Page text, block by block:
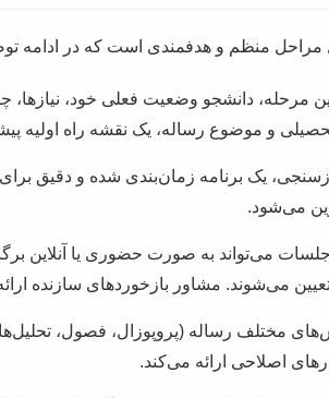
مراحل منظم و هدفمندی است که در ادامه
مرحله، دانشجو وضعیت فعلی خود، نیازها،
و موضوع رساله، یک نقشه راه اولیه
یک برنامه زمان‌بندی شده و دقیق
می‌شود.
جلسات می‌تواند به صورت حضوری یا آنلاین
می‌شوند. مشاور بازخوردهای سازنده
مختلف رساله (پروپوزال، فصول،
اصلاحی ارائه می‌کند.